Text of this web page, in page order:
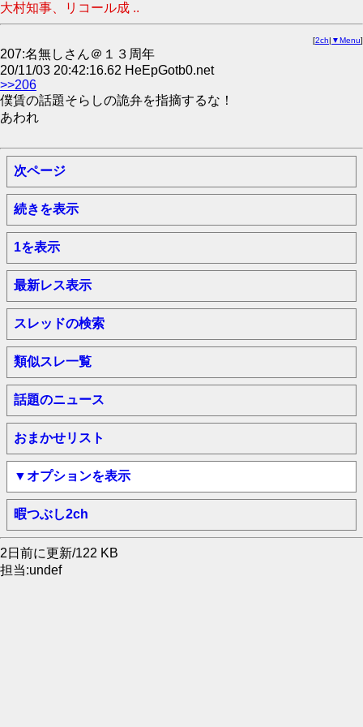
大村知事、リコール成 ..
[2ch| ▼Menu]
207:名無しさん＠１３周年
20/11/03 20:42:16.62 HeEpGotb0.net
>>206
僕賃の話題そらしの詭弁を指摘するな！
あわれ
次ページ
続きを表示
1を表示
最新レス表示
スレッドの検索
類似スレ一覧
話題のニュース
おまかせリスト
▼オプションを表示
暇つぶし2ch
2日前に更新/122 KB
担当:undef